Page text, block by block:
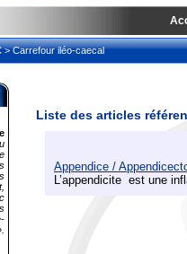
> Carrefour iléo-caecal
Liste des articles
Appendice /
L’appendicite est une